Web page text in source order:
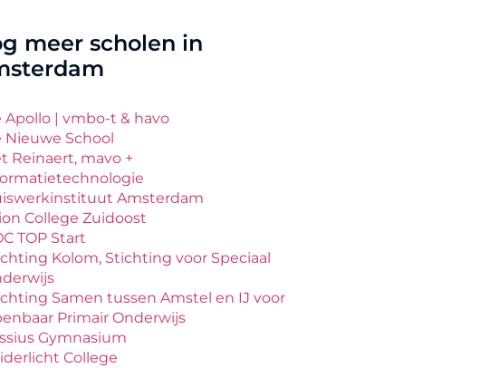
meer scholen in
Apollo | vmbo-t & havo
Nieuwe School
Reinaert, mavo +
Amsterdam
College Zuidoost
TOP Start
Kolom, Stichting voor Speciaal
Samen tussen Amstel en IJ voor
Primair Onderwijs
Gymnasium
College